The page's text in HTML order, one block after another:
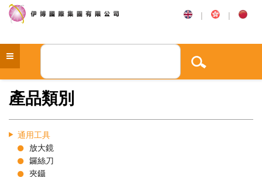
| |
產品類別
通用工具
放大鏡
鑼絲刀
夾鑷